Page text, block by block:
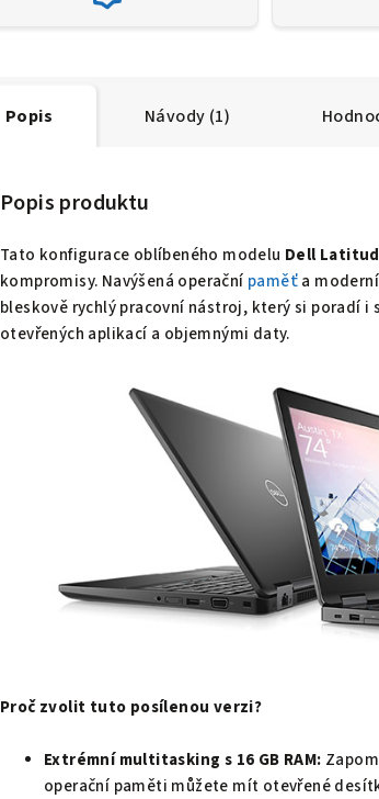
Popis Návody (1)
Popis produktu
Tato konfigurace oblíbeného modelu Dell
kompromisy. Navýšená operační paměťa
bleskově rychlý pracovní nástroj, který si poradí
otevřených aplikací a objemnými daty.
Proč zvolit tuto posílenou verzi?
Extrémní multitasking s 16 GB RAM:
operační paměti můžete mít otevřené